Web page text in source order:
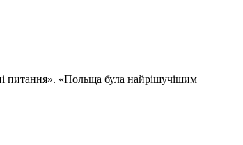
питання». «Польща була найрішучішим